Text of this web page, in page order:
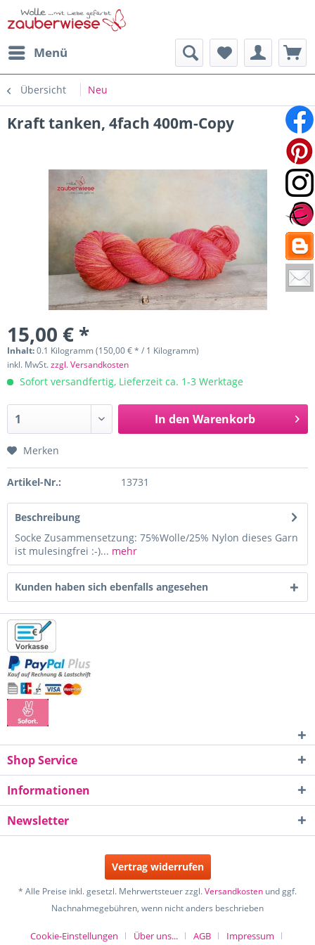
Menü
Übersicht Neu
Kraft tanken, 4fach 400m-Copy
15,00 € *
Inhalt:0.1 Kilogramm (150,00 € * / 1 Kilogramm)
inkl. MwSt.zzgl. Versandkosten
Sofort versandfertig, Lieferzeit ca. 1-3 Werktage
In den Warenkorb
Merken
Artikel-Nr.: 13731
Beschreibung
Socke Zusammensetzung: 75%Wolle/25% Nylon dieses Garn
ist mulesingfrei :-)... mehr
Kunden haben sich ebenfalls angesehen
Shop Service
Informationen
Newsletter
Vertrag widerrufen
* Alle Preise inkl. gesetzl. Mehrwertsteuer zzgl.Versandkosten und ggf.
Nachnahmegebühren, wenn nicht anders beschrieben
Cookie-Einstellungen Über uns... AGB Impressum